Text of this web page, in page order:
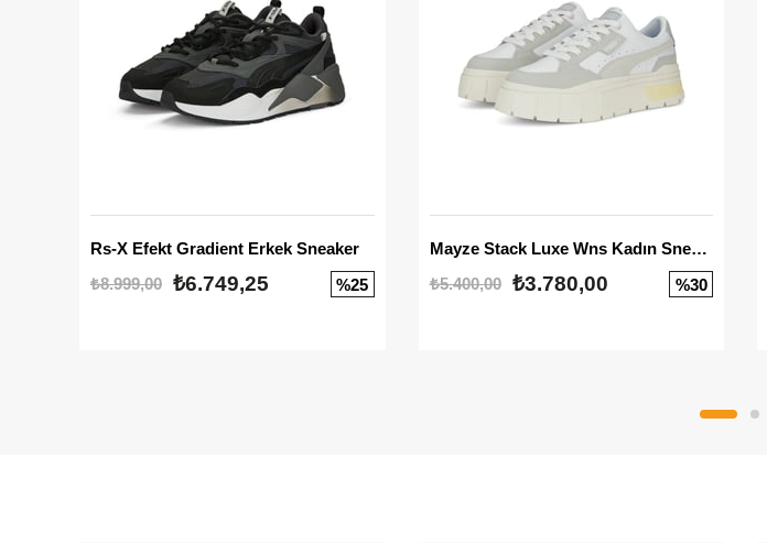
Rs-X Efekt Gradient Erkek Sneaker
₺8.999,00 ₺6.749,25 %25
Mayze Stack Luxe Wns Kadın Sneaker
₺5.400,00
₺3.780,00 %30